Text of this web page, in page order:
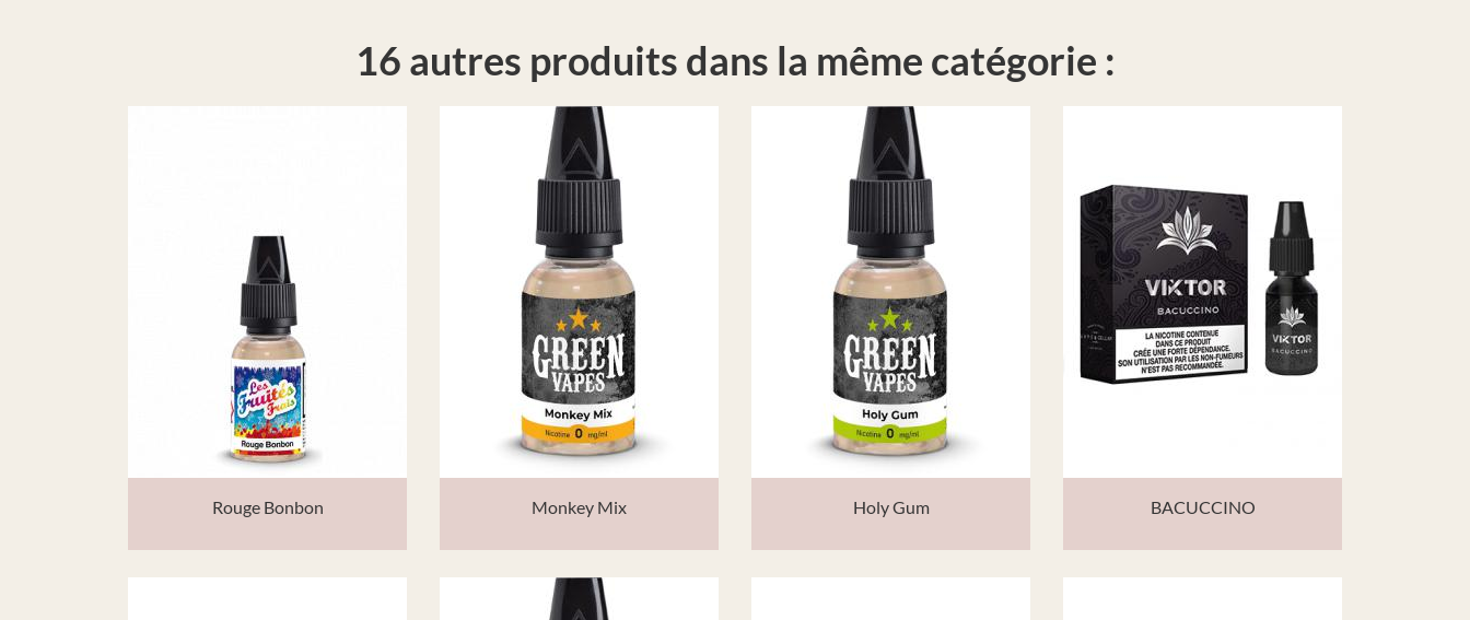
16 autres produits dans la même catégorie :
Rouge Bonbon Monkey Mix Holy Gum BACUCCINO